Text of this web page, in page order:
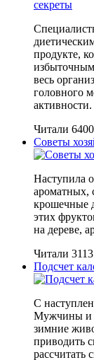
продукте,
избыточным
весь
головного
активности.
Читали
Советы
Наступила
ароматных,
крошечные
этих
на дереве,
Читали
Подсчет
С
Мужчины и
зимние
приводить
рассчитать